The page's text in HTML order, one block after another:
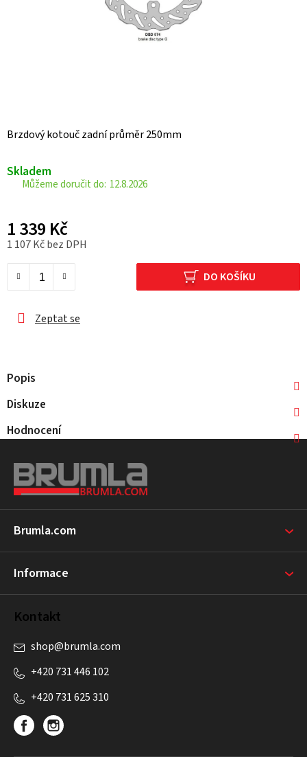
Brzdový kotouč zadní průměr 250mm
Skladem
12.8.2026
1 339 Kč
1 107 Kč bez DPH
DO KOŠÍKU
Zeptat se
Popis
Diskuze
Hodnocení
a
í
Brumla.com
Informace
Kontakt
shop@brumla.com
+420 731 446 102
+420 731 625 310